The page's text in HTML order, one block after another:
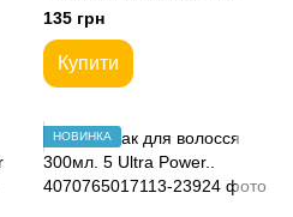
135 грн
Купити
НОВИНКА